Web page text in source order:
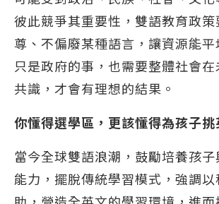
彼此競爭其重要性，雙語教育政策
尊、不偏廢某種語言，讓資源能
只是政府的事，也需要整體社會
共識，才會有理想的結果。
你懂得選學區，更該懂得為孩子挑
當今全球雙語浪潮，鼓勵培養孩子
能力，擺脫傳統學習模式，強調以